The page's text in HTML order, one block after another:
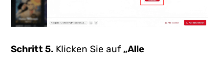
Schritt 5. Klicken Sie auf „Alle